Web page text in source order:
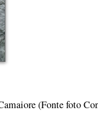
(Fonte foto